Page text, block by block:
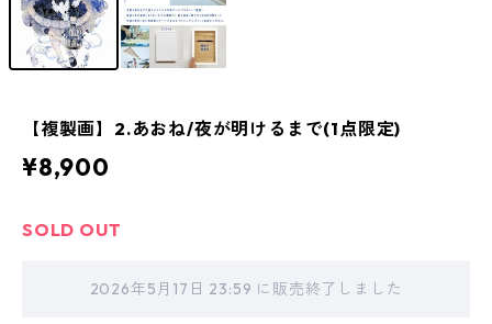
【複製画】2.あおね/夜が明けるまで(1点限定)
¥8,900
SOLD OUT
2026年5月17日 23:59 に販売終了しました